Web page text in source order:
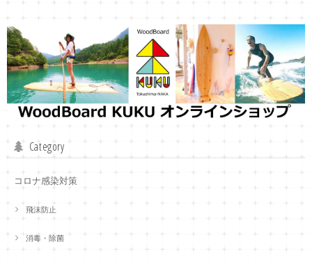
Category
コロナ感染対策
飛沫防止
消毒・除菌